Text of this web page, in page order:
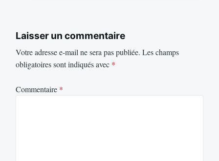
Laisser un commentaire
Votre adresse e-mail ne sera pas publiée. Les champs
obligatoires sont indiqués avec *
Commentaire *